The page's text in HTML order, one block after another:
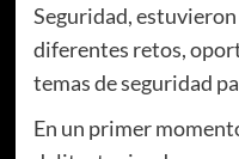
Seguridad,
diferentes retos,
temas de seguridad
En un primer